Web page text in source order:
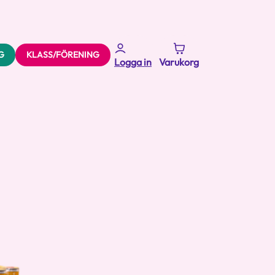
KLASS/FÖRENING
Logga in Varukorg